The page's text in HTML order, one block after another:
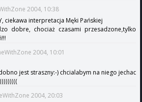
2004, 10:38
ciekawa interpretacja Męki Pańskiej
dobre, chociaż czasami przesadzone,tylko
2004, 10:01
jest straszny:-) chcialabym na niego jechac
2004, 20:03